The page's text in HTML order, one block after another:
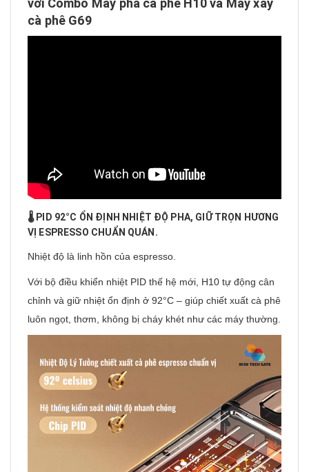
với Combo Máy pha cà phê H10 và Máy xay
cà phê G69
🌡️ PID 92°C ỔN ĐỊNH NHIỆT ĐỘ PHA, GIỮ TRỌN HƯƠNG
VỊ ESPRESSO CHUẨN QUÁN.
Nhiệt độ là linh hồn của espresso.
Với bộ điều khiển nhiệt PID thế hệ mới, H10 tự động cân
chỉnh và giữ nhiệt ổn định ở 92°C – giúp chiết xuất cà phê
luôn ngọt, thơm, không bị cháy khét như các máy thường.